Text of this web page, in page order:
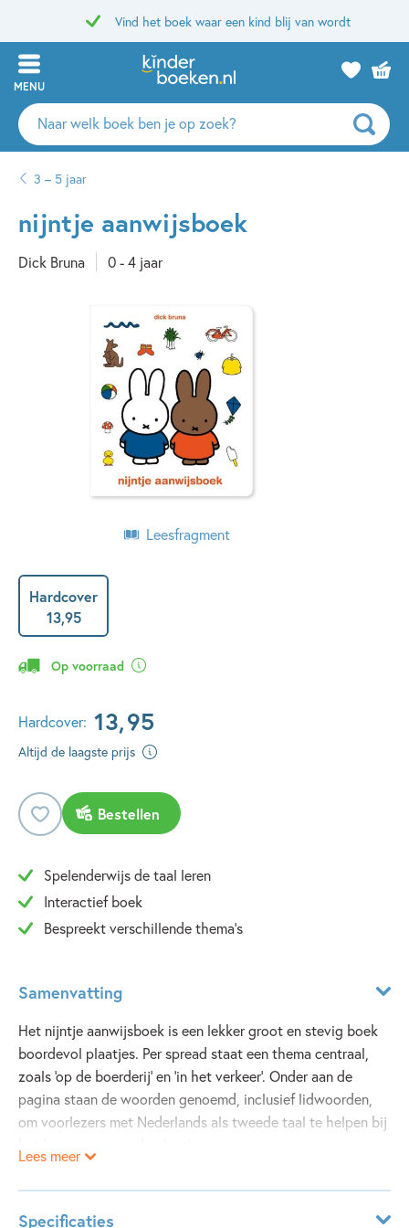
Vind het boek waar een kind blij van wordt
MENU
Zoeken
naar
auteurs
uitgevers
3 – 5 jaar
nijntje aanwijsboek
Dick Bruna 0 - 4 jaar
Leesfragment
Hardcover
13,95
Op voorraad
Hardcover: 13,95
Altijd de laagste prijs
Bestellen
Spelenderwijs de taal leren
Interactief boek
Bespreekt verschillende thema's
Samenvatting
Het nijntje aanwijsboek is een lekker groot en stevig boek
boordevol plaatjes. Per spread staat een thema centraal,
zoals 'op de boerderij' en 'in het verkeer'. Onder aan de
pagina staan de woorden genoemd, inclusief lidwoorden,
om voorlezers met Nederlands als tweede taal te helpen bij
Lees meer
Specificaties